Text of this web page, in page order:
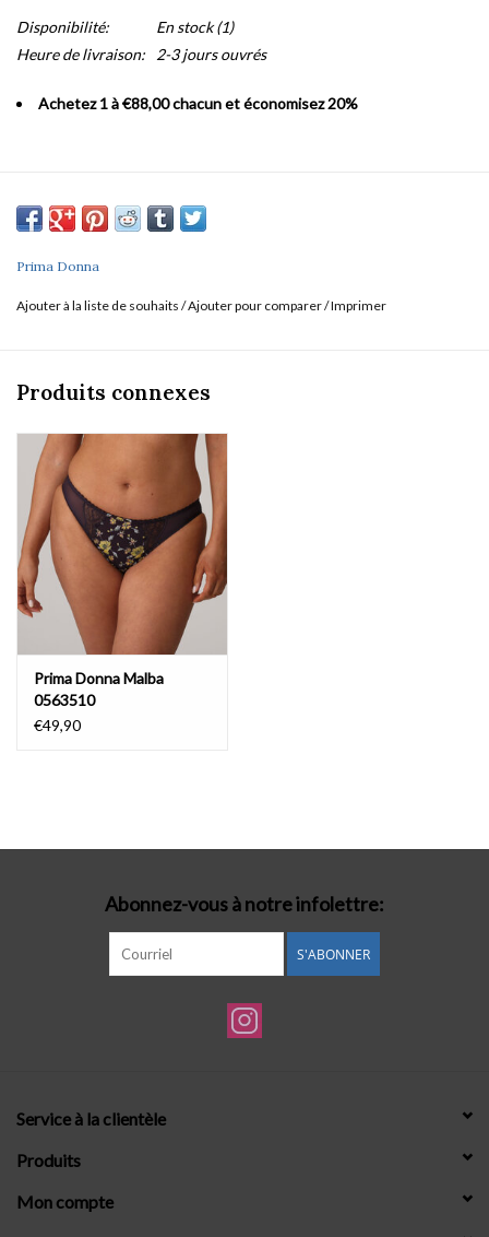
Disponibilité: En stock(1)
Heure de livraison: 2-3 jours ouvrés
Achetez 1 à €88,00 chacun et économisez 20%
Prima Donna
Ajouter à la liste de souhaits /Ajouter pour comparer/Imprimer
Produits connexes
Prima Donna Malba
0563510
€49,90
Abonnez-vous à notre infolettre:
S'ABONNER
Service à la clientèle
Produits
Mon compte